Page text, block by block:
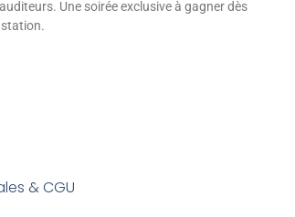
Une soirée exclusive à gagner dès
& CGU